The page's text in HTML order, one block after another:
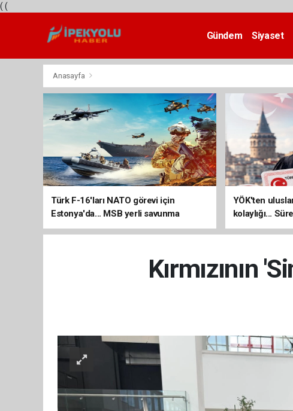
( (
Gündem Siyaset
Anasayfa
Türk F-16'ları NATO görevi için
Estonya'da... MSB yerli savunma
sistemleriyle güçleniyor
YÖK'ten
kolaylığı...
uzatılabilecek
Kırmızının